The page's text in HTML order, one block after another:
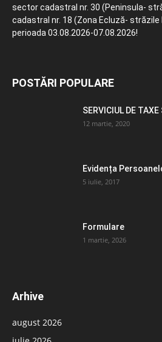
sector cadastral nr. 30 (Peninsula-
cadastral nr. 18 (Zona Ecluză- străzile
perioada 03.08.2026-07.08.2026!
POSTĂRI POPULARE
SERVICIUL DE
12 martie, 2020
Evidența
5 iulie, 2017
Formulare
1 martie, 2026
Arhive
august 2026